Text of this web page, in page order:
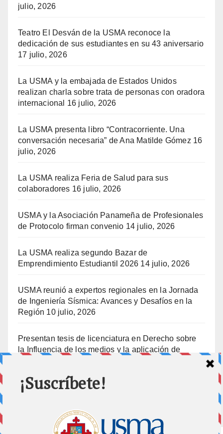
julio, 2026
Teatro El Desván de la USMA reconoce la
dedicación de sus estudiantes en su 43 aniversario
17 julio, 2026
La USMA y la embajada de Estados Unidos
realizan charla sobre trata de personas con oradora
internacional
16 julio, 2026
La USMA presenta libro “Contracorriente. Una
conversación necesaria” de Ana Matilde Gómez 16
julio, 2026
La USMA realiza Feria de Salud para sus
colaboradores 16 julio, 2026
USMA y la Asociación Panameña de Profesionales
de Protocolo firman convenio 14 julio, 2026
La USMA realiza segundo Bazar de
Emprendimiento Estudiantil 2026 14 julio, 2026
USMA reunió a expertos regionales en la Jornada
de Ingeniería Sísmica: Avances y Desafíos en la
Región 10 julio, 2026
Presentan tesis de licenciatura en Derecho sobre
la Influencia de los medios y la aplicación de